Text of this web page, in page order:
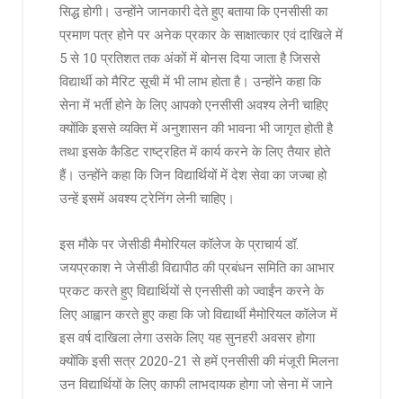
सिद्ध होगी। उन्होंने जानकारी देते हुए बताया कि एनसीसी का
प्रमाण पत्र होने पर अनेक प्रकार के साक्षात्कार एवं दाखिले में
5 से 10 प्रतिशत तक अंकों में बोनस दिया जाता है जिससे
विद्यार्थी को मैरिट सूची में भी लाभ होता है। उन्होंने कहा कि
सेना में भर्ती होने के लिए आपको एनसीसी अवश्य लेनी चाहिए
क्योंकि इससे व्यक्ति में अनुशासन की भावना भी जागृत होती है
तथा इसके कैडिट राष्ट्रहित में कार्य करने के लिए तैयार होते
हैं। उन्होंने कहा कि जिन विद्यार्थियों में देश सेवा का जज्बा हो
उन्हें इसमें अवश्य ट्रेनिंग लेनी चाहिए।
इस मौके पर जेसीडी मैमोरियल कॉलेज के प्राचार्य डॉ.
जयप्रकाश ने जेसीडी विद्यापीठ की प्रबंधन समिति का आभार
प्रकट करते हुए विद्यार्थियों से एनसीसी को ज्वाईंन करने के
लिए आह्वान करते हुए कहा कि जो विद्यार्थी मैमोरियल कॉलेज में
इस वर्ष दाखिला लेगा उसके लिए यह सुनहरी अवसर होगा
क्योंकि इसी सत्र 2020-21 से हमें एनसीसी की मंजूरी मिलना
उन विद्यार्थियों के लिए काफी लाभदायक होगा जो सेना में जाने